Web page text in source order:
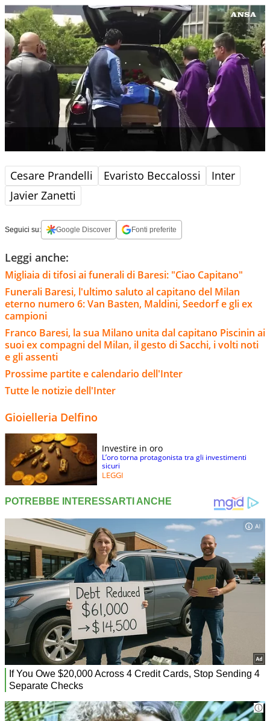
Cesare Prandelli Evaristo Beccalossi
Inter
Javier Zanetti
Seguici su: Google Discover Fonti preferite
Leggi anche:
Migliaia di tifosi ai funerali di Baresi: "Ciao Capitano"
Funerali Baresi, l'ultimo saluto al capitano del Milan
eterno numero 6: Van Basten, Maldini, Seedorf e gli ex
campioni
Franco Baresi, la sua Milano unita dal capitano Piscinin ai
suoi ex compagni del Milan, il gesto di Sacchi, i volti noti
e gli assenti
Prossime partite e calendario dell'Inter
Tutte le notizie dell'Inter
Gioielleria Delfino
Investire in oro
L’oro torna protagonista tra gli investimenti
sicuri
LEGGI